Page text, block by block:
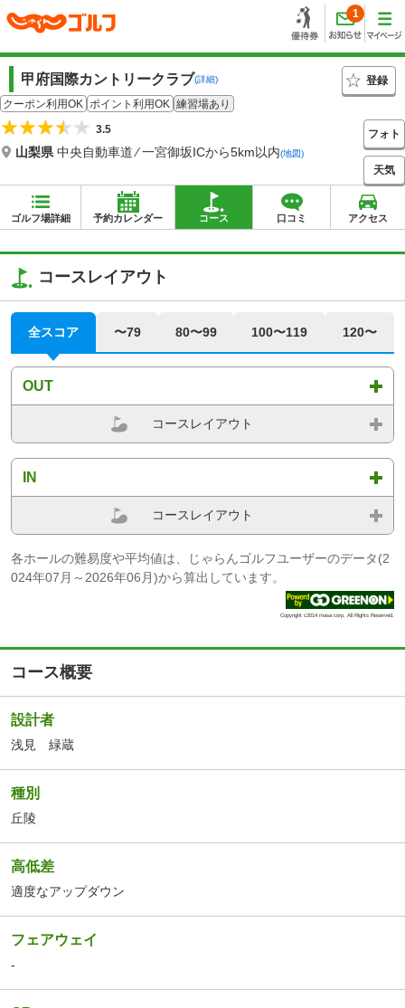
1
甲府国際カントリークラブ(詳細)
登録
クーポン利用OK ポイント利用OK 練習場あり
3.5
山梨県 中央自動車道 ⁄ 一宮御坂ICから5km以内(地図)
フォト
天気
ゴルフ場詳細 予約カレンダー コース 口コミ アクセス
コースレイアウト
全スコア 〜79 80〜99 100〜119 120〜
OUT
コースレイアウト
IN
コースレイアウト
各ホールの難易度や平均値は、じゃらんゴルフユーザーのデータ(2
024年07月～2026年06月)から算出しています。
Copyright c2014 masa corp. All Rights Reserved.
コース概要
設計者
浅見 緑蔵
種別
丘陵
高低差
適度なアップダウン
フェアウェイ
-